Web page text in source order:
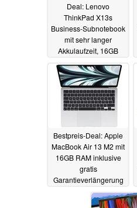
Deal: Lenovo
ThinkPad X13s
Business-Subnotebook
mit sehr langer
Akkulaufzeit, 16GB
halben Preis06.02.2024
Bestpreis-Deal: Apple
MacBook Air 13 M2 mit
16GB RAM inklusive
gratis
Garantieverlängerung
auf 4 Jahre04.02.2024